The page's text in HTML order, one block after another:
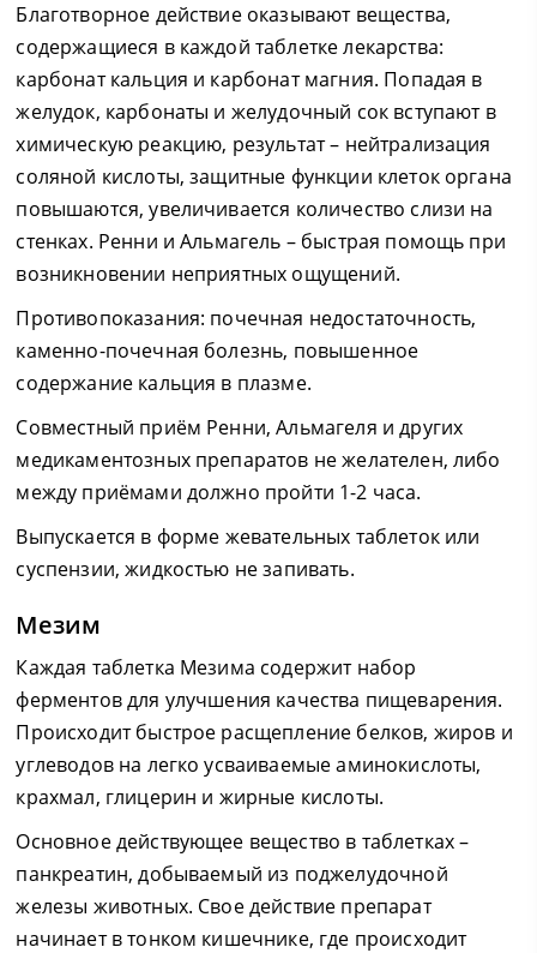
Благотворное действие оказывают вещества,
содержащиеся в каждой таблетке лекарства:
карбонат кальция и карбонат магния. Попадая в
желудок, карбонаты и желудочный сок вступают в
химическую реакцию, результат – нейтрализация
соляной кислоты, защитные функции клеток органа
повышаются, увеличивается количество слизи на
стенках. Ренни и Альмагель – быстрая помощь при
возникновении неприятных ощущений.
Противопоказания: почечная недостаточность,
каменно-почечная болезнь, повышенное
содержание кальция в плазме.
Совместный приём Ренни, Альмагеля и других
медикаментозных препаратов не желателен, либо
между приёмами должно пройти 1-2 часа.
Выпускается в форме жевательных таблеток или
суспензии, жидкостью не запивать.
Мезим
Каждая таблетка Мезима содержит набор
ферментов для улучшения качества пищеварения.
Происходит быстрое расщепление белков, жиров и
углеводов на легко усваиваемые аминокислоты,
крахмал, глицерин и жирные кислоты.
Основное действующее вещество в таблетках –
панкреатин, добываемый из поджелудочной
железы животных. Свое действие препарат
начинает в тонком кишечнике, где происходит